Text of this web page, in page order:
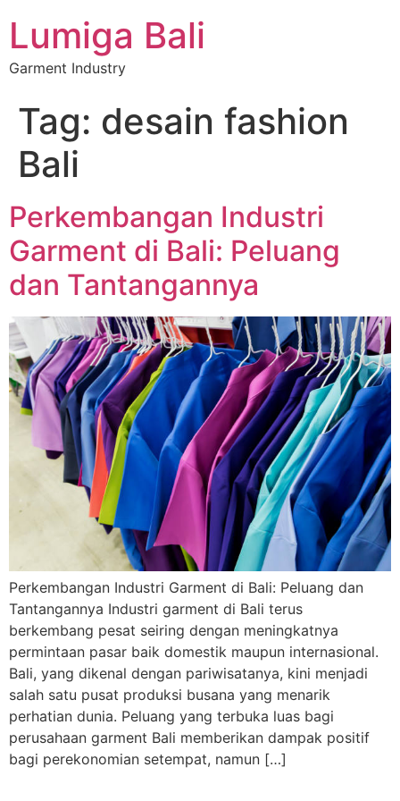
Lumiga Bali
Garment Industry
Tag: desain fashion
Bali
Perkembangan Industri
Garment di Bali: Peluang
dan Tantangannya
Perkembangan Industri Garment di Bali: Peluang dan
Tantangannya Industri garment di Bali terus
berkembang pesat seiring dengan meningkatnya
permintaan pasar baik domestik maupun internasional.
Bali, yang dikenal dengan pariwisatanya, kini menjadi
salah satu pusat produksi busana yang menarik
perhatian dunia. Peluang yang terbuka luas bagi
perusahaan garment Bali memberikan dampak positif
bagi perekonomian setempat, namun […]